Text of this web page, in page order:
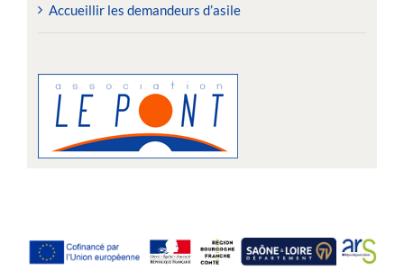
Accueillir les demandeurs d’asile